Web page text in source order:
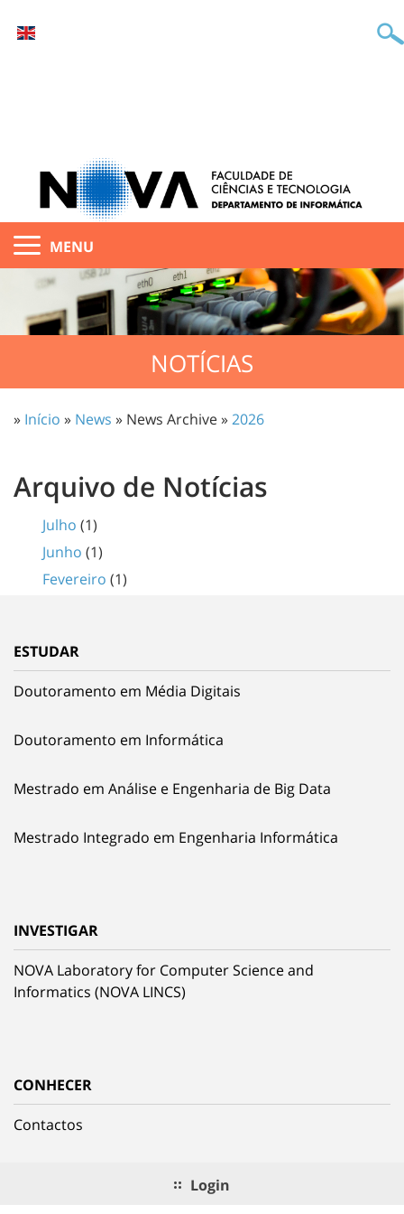
MENU
NOTÍCIAS
» Início » News » News Archive »2026
Arquivo de Notícias
Julho (1)
Junho (1)
Fevereiro (1)
ESTUDAR
Doutoramento em Média Digitais
Doutoramento em Informática
Mestrado em Análise e Engenharia de Big Data
Mestrado Integrado em Engenharia Informática
INVESTIGAR
NOVA Laboratory for Computer Science and
Informatics (NOVA LINCS)
CONHECER
Contactos
Login